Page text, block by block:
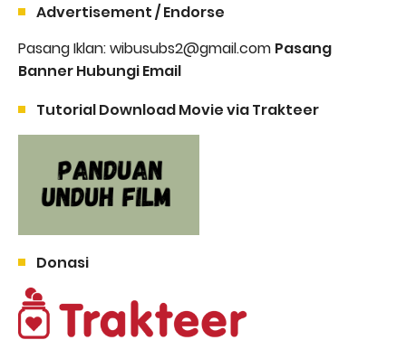
Advertisement / Endorse
Pasang Iklan: wibusubs2@gmail.com Pasang
Banner Hubungi Email
Tutorial Download Movie via Trakteer
Donasi